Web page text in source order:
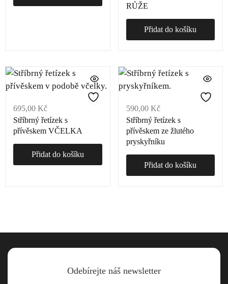
RŮŽE
Přidat do košíku
695,00 Kč
Stříbrný řetízek s
přívěskem VČELKA
Přidat do košíku
590,00 Kč
Stříbrný řetízek s
přívěskem ze žlutého
pryskyřníku
Přidat do košíku
Odebírejte náš newsletter